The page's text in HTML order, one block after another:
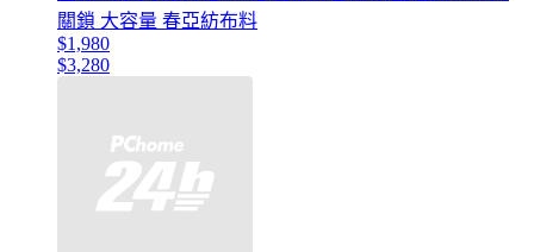
關鎖 大容量 春亞紡布料
$1,980
$3,280